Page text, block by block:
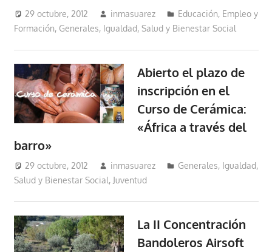
29 octubre, 2012 inmasuarez
Educación, Empleo y
Formación, Generales, Igualdad, Salud y Bienestar Social
Abierto el plazo de
inscripción en el
Curso de Cerámica:
«África a través del
barro»
29 octubre, 2012 inmasuarez Generales, Igualdad,
Salud y Bienestar Social, Juventud
La II Concentración
Bandoleros Airsoft